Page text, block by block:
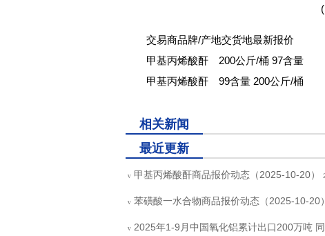
交易商品牌/产地交货地最新报价
甲基丙烯酸酐 200公斤/桶 97含量
甲基丙烯酸酐 99含量 200公斤/桶
相关新闻
最近更新
v 甲基丙烯酸酐商品报价动态（2025-10-20）
v 苯磺酸一水合物商品报价动态（2025-10-20）
v 2025年1-9月中国氧化铝累计出口200万吨